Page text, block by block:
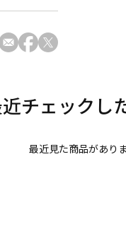
最近見た商品があり